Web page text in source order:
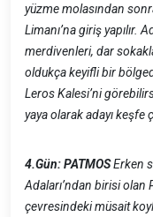
yüzme molasından
Limanı’na giriş yapılır.
merdivenleri, dar
oldukça keyifli bir
Leros Kalesi’ni
yaya olarak adayı keşfe
4.Gün: PATMOSErken
Adaları’ndan birisi olan
çevresindeki müsait